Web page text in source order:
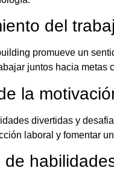
del
promueve un
juntos hacia metas
la
divertidas y
laboral y fomentar
de